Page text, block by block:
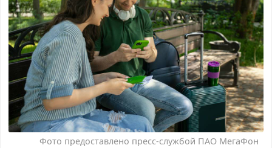
Фото предоставлено пресс-службой ПАО МегаФон